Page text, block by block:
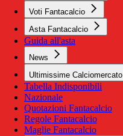
Voti Fantacalcio
Asta Fantacalcio
Guida all'asta
News
Ultimissime Calciomercato
Tabella Indisponibili
Nazionale
Quotazioni Fantacalcio
Regole Fantacalcio
Maglie Fantacalcio